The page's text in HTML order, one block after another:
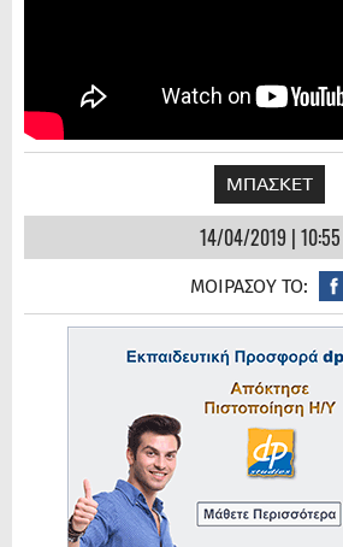
ΜΠΑΣΚΕΤ
14/04/2019 | 10:55
ΜΟΙΡΑΣΟΥ ΤΟ: